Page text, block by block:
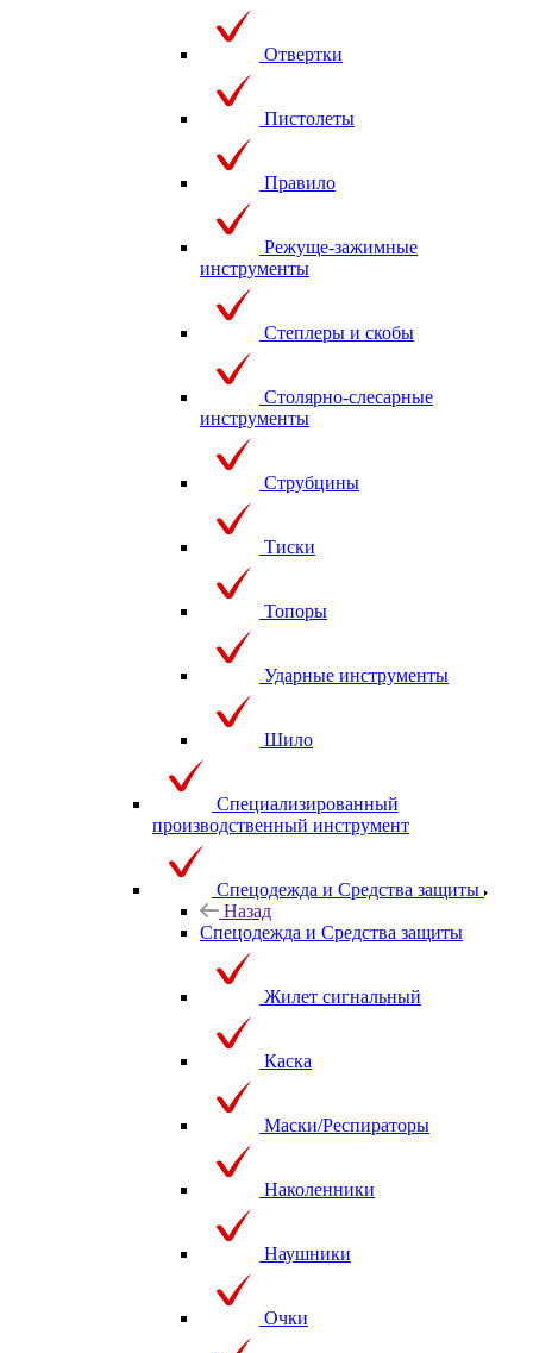
Отвертки
Пистолеты
Правило
Режуще-зажимные
инструменты
Степлеры и скобы
Столярно-слесарные
инструменты
Струбцины
Тиски
Топоры
Ударные инструменты
Шило
Специализированный
производственный инструмент
Спецодежда и Средства защиты
Назад
Спецодежда и Средства защиты
Жилет сигнальный
Каска
Маски/Респираторы
Наколенники
Наушники
Очки